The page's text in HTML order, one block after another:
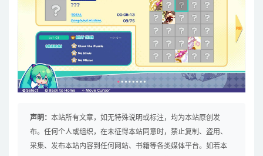
声明： 本站所有文章，如无特殊说明或标注，均为本站原创发
布。任何个人或组织，在未征得本站同意时，禁止复制、盗用、
采集、发布本站内容到任何网站、书籍等各类媒体平台。如若本